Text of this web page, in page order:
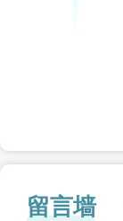
留言墙